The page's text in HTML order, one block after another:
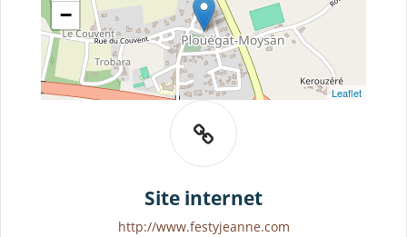
−
Leaflet
Site internet
http://www.festyjeanne.com